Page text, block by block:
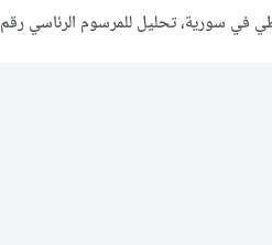
سورية، تحليل للمرسوم الرئاسي رقم 16 لعام 2025